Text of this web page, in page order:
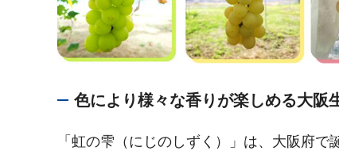
色により様々な香りが楽しめる大阪
「虹の雫（にじのしずく）」は、大阪府